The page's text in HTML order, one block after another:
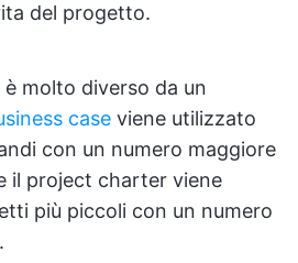
del progetto.
molto diverso da un
case viene utilizzato
con un numero maggiore
il project charter viene
più piccoli con un numero